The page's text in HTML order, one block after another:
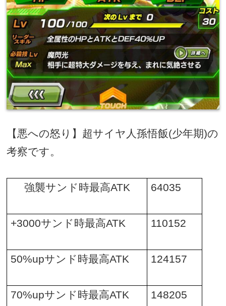
【悪への怒り】超サイヤ人孫悟飯(少年期)の
考察です。
強襲サンド時最高ATK 64035
+3000サンド時最高ATK 110152
50%upサンド時最高ATK 124157
70%upサンド時最高ATK 148205